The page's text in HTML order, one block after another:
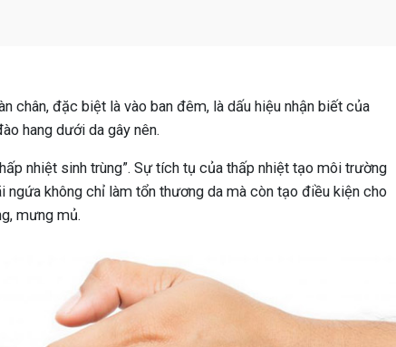
chân, đặc biệt là vào ban đêm, là dấu hiệu nhận biết của
hang dưới da gây nên.
nhiệt sinh trùng”. Sự tích tụ của thấp nhiệt tạo môi trường
ngứa không chỉ làm tổn thương da mà còn tạo điều kiện cho
mưng mủ.